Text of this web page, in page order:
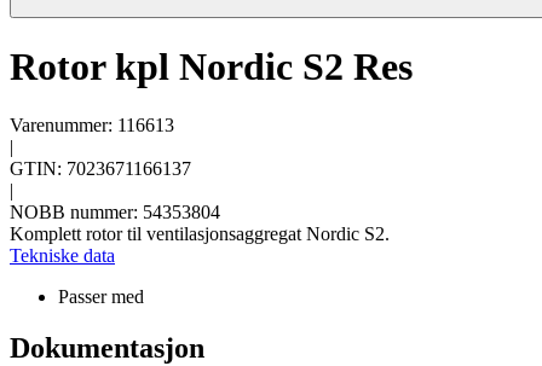
Rotor kpl Nordic S2 Res
Varenummer: 116613
|
GTIN: 7023671166137
|
NOBB nummer: 54353804
Komplett rotor til ventilasjonsaggregat Nordic S2.
Tekniske data
Passer med
Dokumentasjon